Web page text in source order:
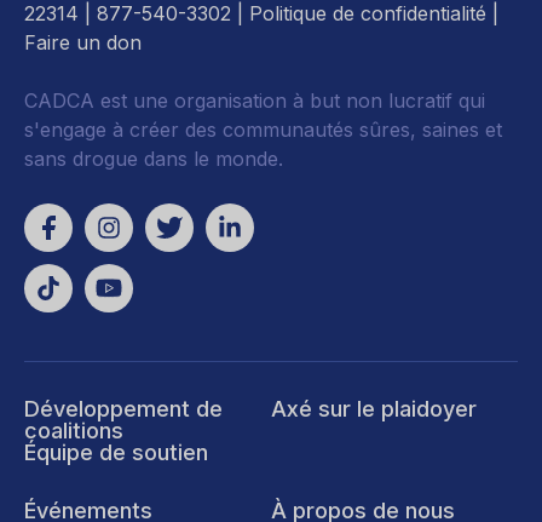
22314 | 877-540-3302 | Politique de confidentialité
Faire un don
CADCA est une organisation à but non lucratif qui
s'engage à créer des communautés sûres, saines et
sans drogue dans le monde.
Développement de
coalitions
Équipe de soutien
Axé sur le plaidoyer
Événements À propos de nous